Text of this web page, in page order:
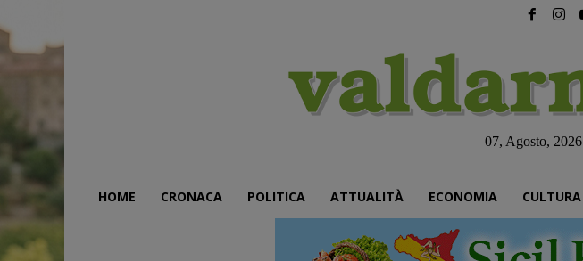
07, Agosto, 2026
HOME CRONACA POLITICA ATTUALITÀ ECONOMIA CULTURA